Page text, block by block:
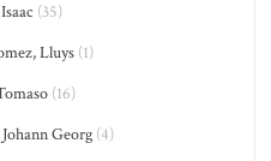
(35)
Lluys(1)
(16)
Georg (4)